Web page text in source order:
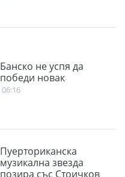
Банско не успя да
победи новак
06:16
Пуерториканска
музикална звезда
позира със Стоичков